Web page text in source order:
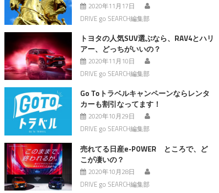
2020年11月17日
DRIVE go SEARCH編集部
トヨタの人気SUV選ぶなら、RAV4とハリ
アー、どっちがいいの？
2020年11月10日
DRIVE go SEARCH編集部
Go Toトラベルキャンペーンならレンタ
カーも割引なってます！
2020年10月29日
DRIVE go SEARCH編集部
売れてる日産e-POWER ところで、ど
こが凄いの？
2020年10月28日
DRIVE go SEARCH編集部